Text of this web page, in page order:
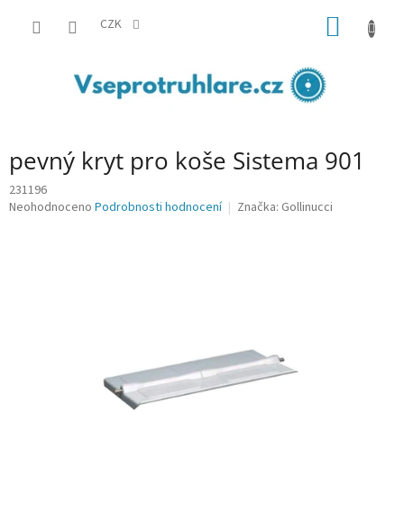
CZK
pevný kryt pro koše Sistema 901
231196
Průměrné
Neohodnoceno Podrobnosti hodnocení Značka: Gollinucci